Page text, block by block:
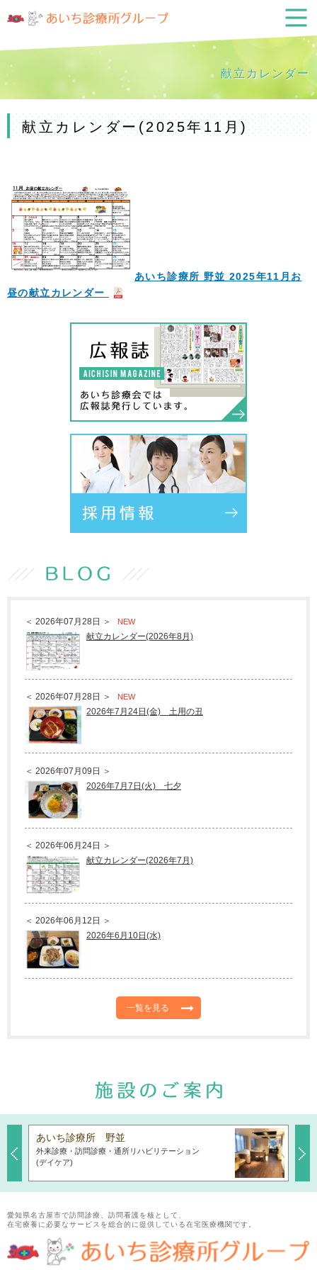
献立カレンダー
献立カレンダー(2025年11月)
あいち診療所 野並 2025年11月お
昼の献立カレンダー
＜ 2026年07月28日 ＞ NEW
献立カレンダー(2026年8月)
＜ 2026年07月28日 ＞ NEW
2026年7月24日(金) 土用の丑
＜ 2026年07月09日 ＞
2026年7月7日(火) 七夕
＜ 2026年06月24日 ＞
献立カレンダー(2026年7月)
＜ 2026年06月12日 ＞
2026年6月10日(水)
一覧を見る
Previous
あいち診療所 野並
外来診療・訪問診療・通所リハビリテーション
(デイケア)
外来
Next
愛知県名古屋市で訪問診療、訪問看護を核として、
在宅療養に必要なサービスを総合的に提供している在宅医療機関です。